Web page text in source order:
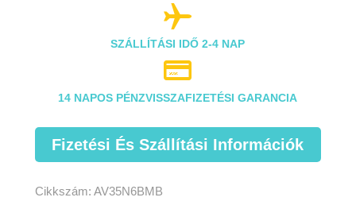

SZÁLLÍTÁSI IDŐ 2-4 NAP

14 NAPOS PÉNZVISSZAFIZETÉSI GARANCIA
Fizetési És Szállítási Információk
Cikkszám: AV35N6BMB